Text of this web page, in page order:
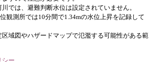
では、避難判断水位は設定されていません。
観測所では10分間で1.34mの水位上昇を記録して
域図やハザードマップで氾濫する可能性がある範
シー